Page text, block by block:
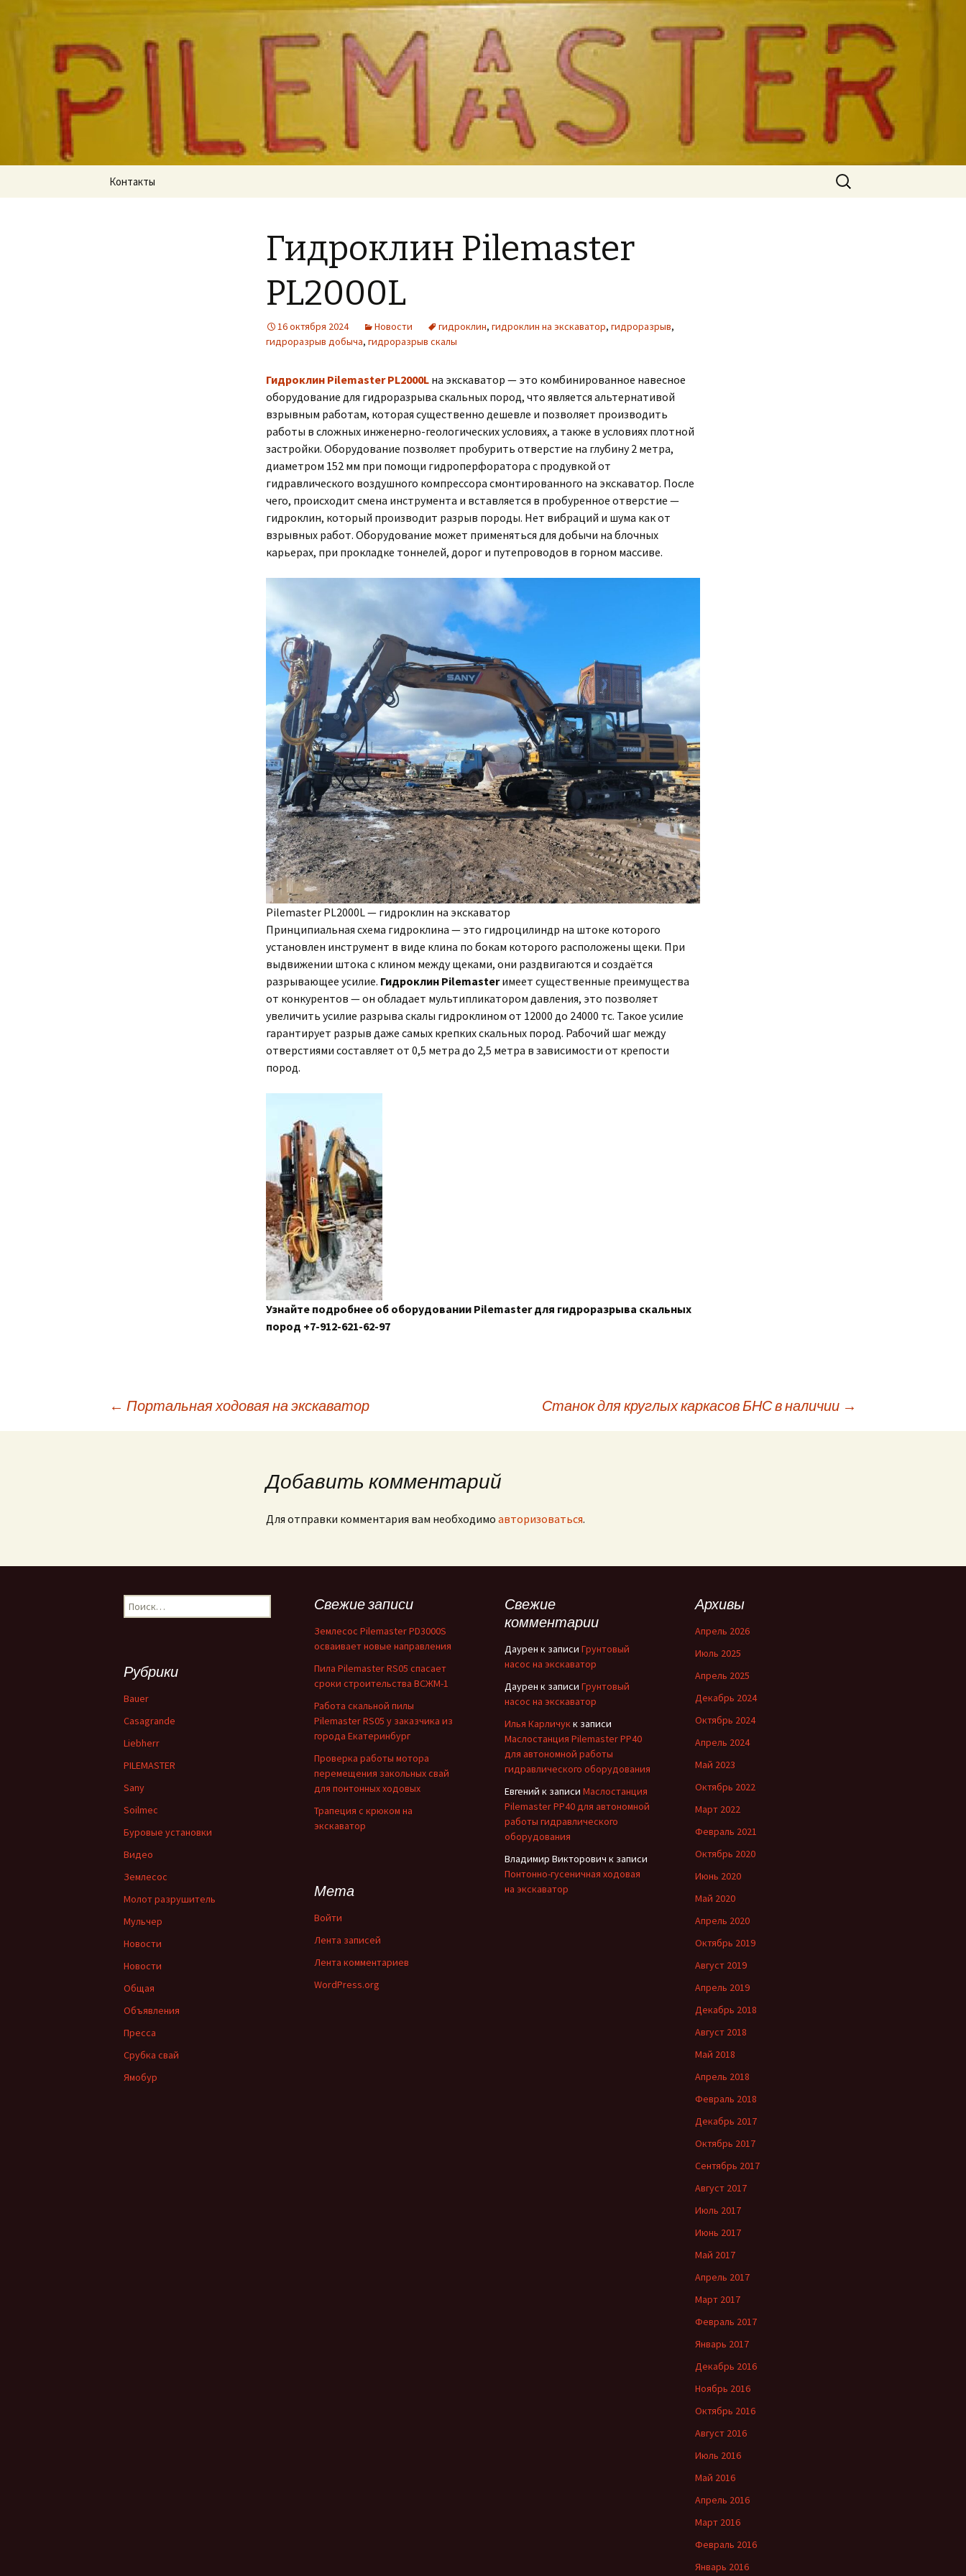
«PILEMASTER» Навесное оборудование
Для экскаватора: гидробур, землесос, сваерезка, вибротрамбовка, стенорезная машина
Контакты
Найти:
Гидроклин Pilemaster
PL2000L
16 октября 2024 Новости гидроклин, гидроклин на экскаватор, гидроразрыв,
гидроразрыв добыча, гидроразрыв скалы
Гидроклин Pilemaster PL2000L на экскаватор — это комбинированное навесное
оборудование для гидроразрыва скальных пород, что является альтернативой
взрывным работам, которая существенно дешевле и позволяет производить
работы в сложных инженерно-геологических условиях, а также в условиях плотной
застройки. Оборудование позволяет пробурить отверстие на глубину 2 метра,
диаметром 152 мм при помощи гидроперфоратора с продувкой от
гидравлического воздушного компрессора смонтированного на экскаватор. После
чего, происходит смена инструмента и вставляется в пробуренное отверстие —
гидроклин, который производит разрыв породы. Нет вибраций и шума как от
взрывных работ. Оборудование может применяться для добычи на блочных
карьерах, при прокладке тоннелей, дорог и путепроводов в горном массиве.
Pilemaster PL2000L — гидроклин на экскаватор
Принципиальная схема гидроклина — это гидроцилиндр на штоке которого
установлен инструмент в виде клина по бокам которого расположены щеки. При
выдвижении штока с клином между щеками, они раздвигаются и создаётся
разрывающее усилие. Гидроклин Pilemasterимеет существенные преимущества
от конкурентов — он обладает мультипликатором давления, это позволяет
увеличить усилие разрыва скалы гидроклином от 12000 до 24000 тс. Такое усилие
гарантирует разрыв даже самых крепких скальных пород. Рабочий шаг между
отверстиями составляет от 0,5 метра до 2,5 метра в зависимости от крепости
пород.
Узнайте подробнее об оборудовании Pilemaster для гидроразрыва скальных
пород +7-912-621-62-97
Навигация
← Портальная ходовая на экскаватор Станок для круглых каркасов БНС в наличии →
Добавить комментарий
Для отправки комментария вам необходимо авторизоваться.
Найти: Свежие записи
Землесос Pilemaster PD3000S
осваивает новые направления
Пила Pilemaster RS05 спасает
сроки строительства ВСЖМ-1
Работа скальной пилы
Pilemaster RS05 у заказчика из
города Екатеринбург
Проверка работы мотора
перемещения закольных свай
для понтонных ходовых
Трапеция с крюком на
экскаватор
Свежие
комментарии
Даурен к записи Грунтовый
насос на экскаватор
Даурен к записи Грунтовый
насос на экскаватор
Илья Карличукк записи
Маслостанция Pilemaster PP40
для автономной работы
гидравлического оборудования
Евгений к записи Маслостанция
Pilemaster PP40 для автономной
работы гидравлического
оборудования
Владимир Викторович к записи
Понтонно-гусеничная ходовая
на экскаватор
Архивы
Апрель 2026
Июль 2025
Апрель 2025
Декабрь 2024
Октябрь 2024
Апрель 2024
Май 2023
Октябрь 2022
Март 2022
Февраль 2021
Октябрь 2020
Июнь 2020
Май 2020
Апрель 2020
Октябрь 2019
Август 2019
Апрель 2019
Декабрь 2018
Август 2018
Май 2018
Апрель 2018
Февраль 2018
Декабрь 2017
Октябрь 2017
Сентябрь 2017
Август 2017
Июль 2017
Июнь 2017
Май 2017
Апрель 2017
Март 2017
Февраль 2017
Январь 2017
Декабрь 2016
Ноябрь 2016
Октябрь 2016
Август 2016
Июль 2016
Май 2016
Апрель 2016
Март 2016
Февраль 2016
Январь 2016
Рубрики
Bauer
Casagrande
Liebherr
PILEMASTER
Sany
Soilmec
Буровые установки
Видео
Землесос
Молот разрушитель
Мульчер
Новости
Новости
Общая
Объявления
Пресса
Срубка свай
Ямобур
Мета
Войти
Лента записей
Лента комментариев
WordPress.org